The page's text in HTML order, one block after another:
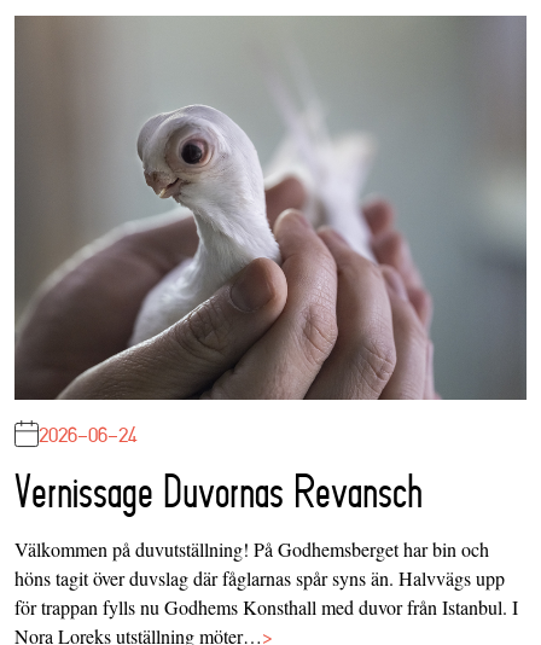
2026-06-24
Vernissage Duvornas Revansch
Välkommen på duvutställning! På Godhemsberget har bin och
höns tagit över duvslag där fåglarnas spår syns än. Halvvägs upp
för trappan fylls nu Godhems Konsthall med duvor från Istanbul. I
Nora Loreks utställning möter…>